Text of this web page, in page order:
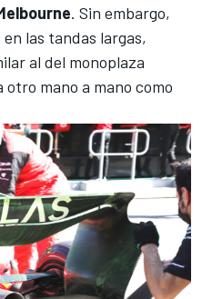
. Sin embargo,
las tandas largas,
al del monoplaza
mano a mano como